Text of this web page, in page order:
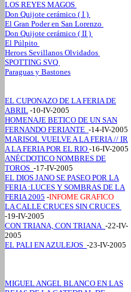
LOS REYES MAGOS
Don Quijote cerámico ( I )
El Gran Poder en San Lorenzo
Don Quijote cerámico ( II )
El Púlpito
Heroes Sevillanos Olvidados
SPOTTING SVQ
Paraguas y Bastones
EL CUPONAZO DE LA FERIA DE
ABRIL -10-IV-2005
HOMENAJE BETICO DE UN SAN
FERNANDO FERIANTE -14-IV-2005
MARISOL VUELVE A LA FERIA // IR
A LA FERIA POR EL RIO -16-IV-2005
ANÉCDOTICO NOMBRES DE
TOROS -17-IV-2005
EL DIOS JANO SE PASEO POR LA
FERIA :LUCES Y SOMBRAS DE LA
FERIA 2005 -INFOME GRAFICO
LA CALLE CRUCES SIN CRUCES
-19-IV-2005
CON TRIANA, CON TRIANA -22-IV-
2005
EL PALI EN AZULEJOS -23-IV-2005
MIGUEL ANGEL BLANCO EN LAS